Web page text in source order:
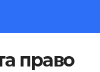
право